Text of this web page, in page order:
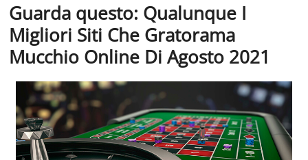
Guarda questo: Qualunque I
Migliori Siti Che Gratorama
Mucchio Online Di Agosto 2021